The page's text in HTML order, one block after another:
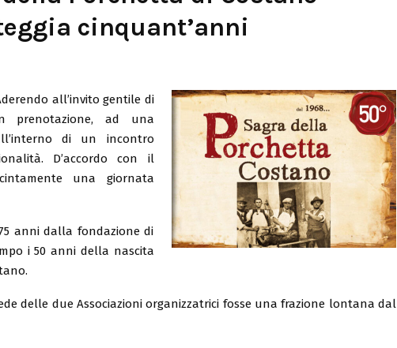
cinquant’anni
all’invito gentile di
prenotazione, ad una
di un incontro
D’accordo con il
una giornata
anni dalla fondazione di
i 50 anni della nascita
delle due Associazioni organizzatrici fosse una frazione lontana dal